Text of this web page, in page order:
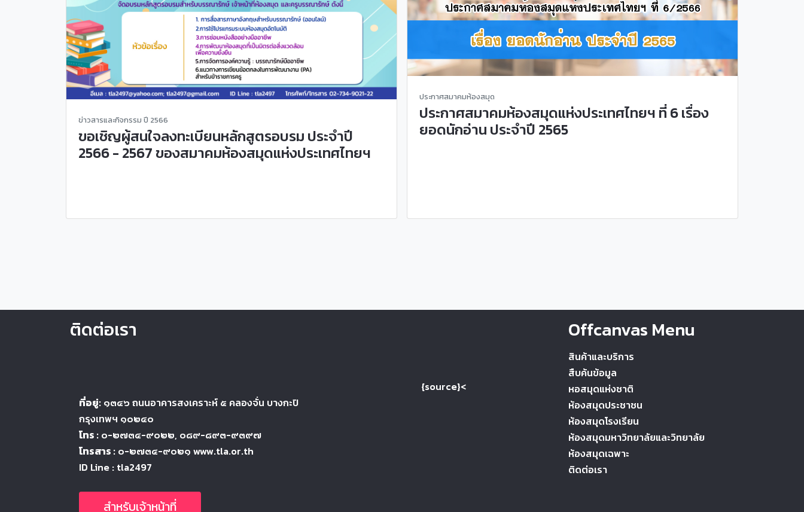
ข่าวสารและกิจกรรม ปี 2566
ขอเชิญผู้สนใจลงทะเบียนหลักสูตรอบรม ประจำปี
2566 - 2567 ของสมาคมห้องสมุดแห่งประเทศไทยฯ
ประกาศสมาคมห้องสมุด
ประกาศสมาคมห้องสมุดแห่งประเทศไทยฯ ที่ 6 เรื่อง
ยอดนักอ่าน ประจำปี 2565
ติดต่อเรา
ที่อยู่: ๑๓๔๖ ถนนอาคารสงเคราะห์ ๕ คลองจั่น บางกะปิ
กรุงเทพฯ ๑๐๒๔๐
โทร : ๐-๒๗๓๔-๙๐๒๒, ๐๘๙-๘๙๓-๙๓๙๗
โทรสาร : ๐-๒๗๓๔-๙๐๒๑ www.tla.or.th
ID Line : tla2497
สำหรับเจ้าหน้าที่
{source}<
Offcanvas Menu
สินค้าและบริการ
สืบค้นข้อมูล
หอสมุดแห่งชาติ
ห้องสมุดประชาชน
ห้องสมุดโรงเรียน
ห้องสมุดมหาวิทยาลัยและวิทยาลัย
ห้องสมุดเฉพาะ
ติดต่อเรา